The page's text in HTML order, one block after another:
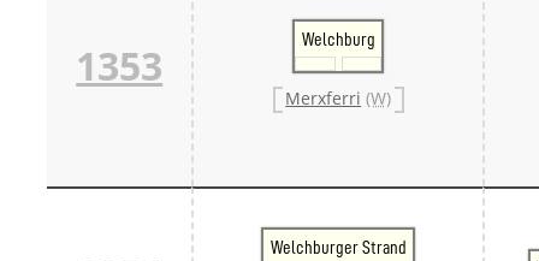
Weitere
1353
Welchburg
Merxferri (W)
Welchburger Strand